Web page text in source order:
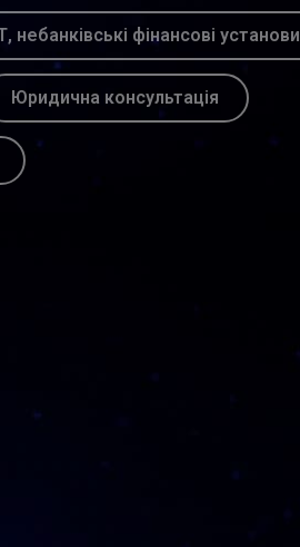
небанківські фінансові установи
Юридична консультація